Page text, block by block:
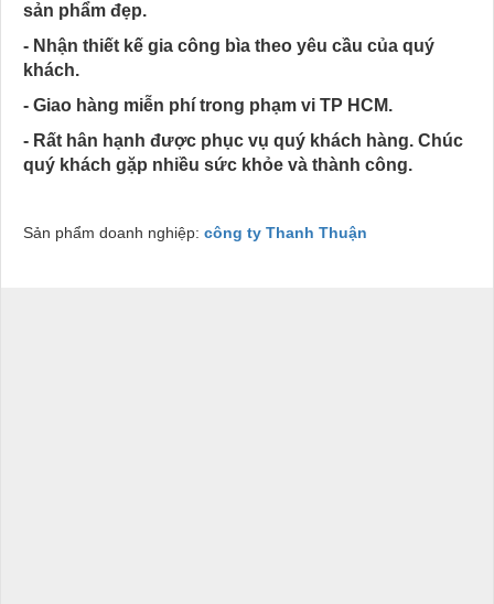
sản phẩm đẹp.
- Nhận thiết kế gia công bìa theo yêu cầu của quý
khách.
- Giao hàng miễn phí trong phạm vi TP HCM.
- Rất hân hạnh được phục vụ quý khách hàng. Chúc
quý khách gặp nhiều sức khỏe và thành công.
Sản phẩm doanh nghiệp: công ty Thanh Thuận